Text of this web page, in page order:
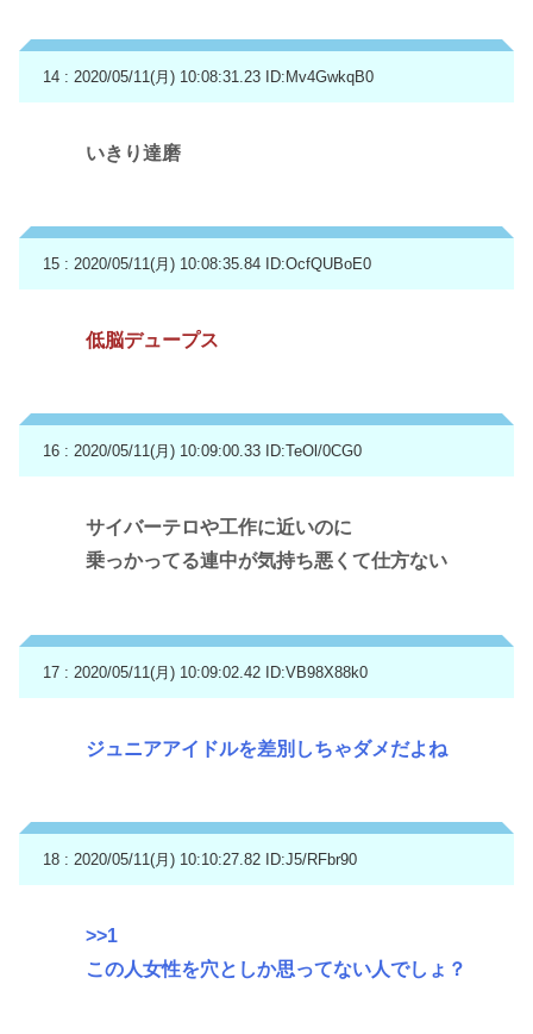
14 : 2020/05/11(月) 10:08:31.23 ID:Mv4GwkqB0
いきり達磨
15 : 2020/05/11(月) 10:08:35.84 ID:OcfQUBoE0
低脳デュープス
16 : 2020/05/11(月) 10:09:00.33 ID:TeOl/0CG0
サイバーテロや工作に近いのに
乗っかってる連中が気持ち悪くて仕方ない
17 : 2020/05/11(月) 10:09:02.42 ID:VB98X88k0
ジュニアアイドルを差別しちゃダメだよね
18 : 2020/05/11(月) 10:10:27.82 ID:J5/RFbr90
>>1
この人女性を穴としか思ってない人でしょ？